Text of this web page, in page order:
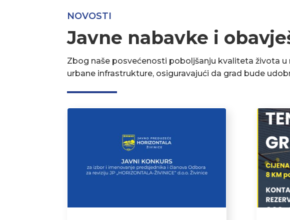
NOVOSTI
Javne nabavke i
Zbog naše posvećenosti poboljšanju kvaliteta života
urbane infrastrukture, osiguravajući da grad bude